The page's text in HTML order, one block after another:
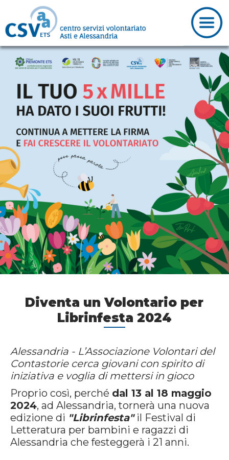
Diventa un Volontario per
Librinfesta 2024
Alessandria - L’Associazione Volontari del
Contastorie cerca giovani con spirito di
iniziativa e voglia di mettersi in gioco
Proprio così, perché dal 13 al 18 maggio
2024, ad Alessandria, tornerà una nuova
edizione di "Librinfesta"il Festival di
Letteratura per bambini e ragazzi di
Alessandria che festeggerà i 21 anni.